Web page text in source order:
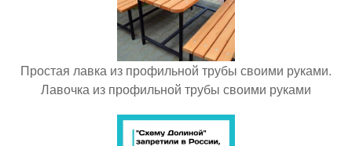
Простая лавка из профильной трубы своими руками.
Лавочка из профильной трубы своими руками